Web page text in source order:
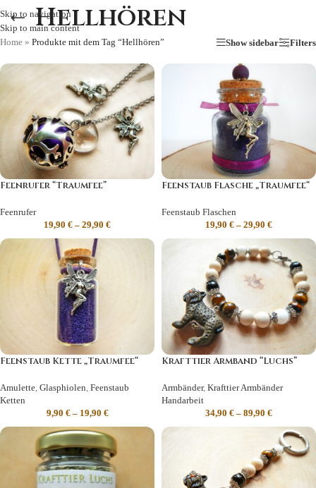
Skip to navigation
Skip to main content
Hellhören
Home » Produkte mit dem Tag “Hellhören” Show sidebar Filters
Feenrufer “Traumfee”
Feenrufer
19,90 € – 29,90 €
Feenstaub Flasche „Traumfee“
Feenstaub Flaschen
19,90 € – 29,90 €
Feenstaub Kette „Traumfee“
Amulette Glasphiolen Feenstaub
Ketten
9,90 €– 19,90 €
Krafttier Armband “Luchs”
Armbänder, Krafttier Armbänder
Handarbeit
34,90 € – 89,90 €